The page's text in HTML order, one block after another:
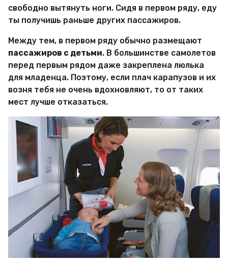
свободно вытянуть ноги. Сидя в первом ряду, еду
ты получишь раньше других пассажиров.
Между тем, в первом ряду обычно размещают
пассажиров с детьми. В большинстве самолетов
перед первым рядом даже закреплена люлька
для младенца. Поэтому, если плач карапузов и их
возня тебя не очень вдохновляют, то от таких
мест лучше отказаться.